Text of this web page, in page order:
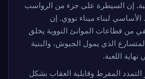
إن السيطرة على جزء من الرواسب
لبناء ميناء نووي. إن
من قطاعات الموانئ النووية يخلق
الذي يمول الجيوش، والبنية
اللعبة.
التمدد المفرط وقابلية العقاب بشكل